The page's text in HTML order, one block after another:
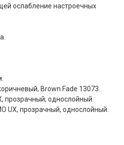
ослабление настроечных
Brown Fade 13073.
прозрачный, однослойный.
UX, прозрачный, однослойный.